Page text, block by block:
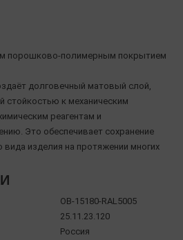
порошково-полимерным покрытием
долговечный матовый слой,
стойкостью к механическим
реагентам и
Это обеспечивает сохранение
вида изделия на протяжении многих
OB-15180-RAL5005
25.11.23.120
Россия